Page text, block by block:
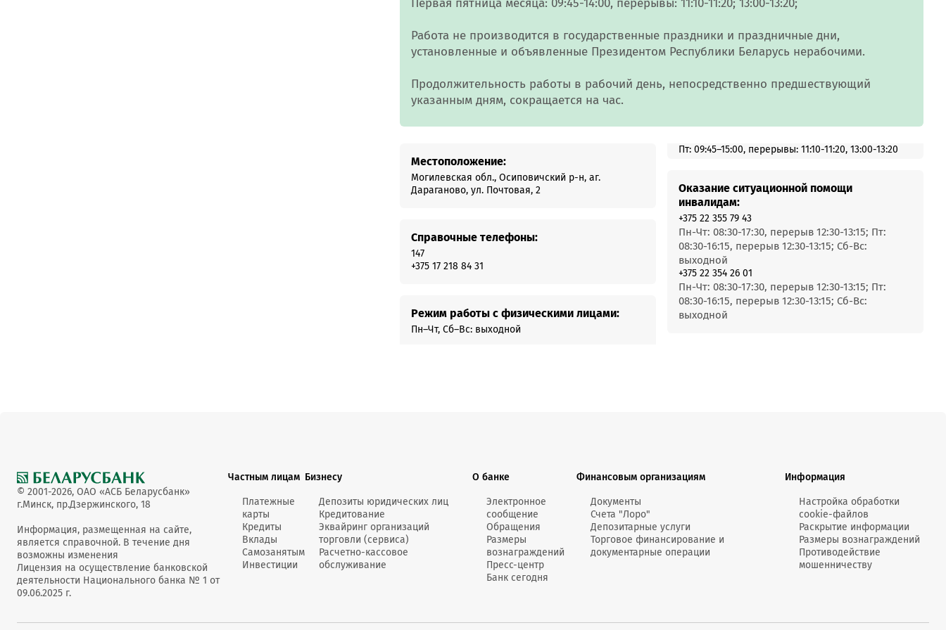
Онлайн-консультант:
* кроме праздничных дней
Спросить онлайн
номеру
телефона Visa
Первая пятница месяца: 09:45-14:00, перерывы: 11:10-11:20; 13:00-13:20;
Работа не производится в государственные праздники и праздничные дни,
установленные и объявленные Президентом Республики Беларусь нерабочими.
Продолжительность работы в рабочий день, непосредственно предшествующий
указанным дням, сокращается на час.
Местоположение:
Могилевская обл., Осиповичский р-н, аг.
Дараганово, ул. Почтовая, 2
Справочные телефоны:
147
+375 17 218 84 31
Режим работы с физическими лицами:
Пн–Чт, Сб–Вс: выходной
Пт: 09:45–15:00, перерывы: 11:10-11:20, 13:00-13:20
Оказание ситуационной помощи
инвалидам:
+375 22 355 79 43
Пн-Чт: 08:30-17:30, перерыв 12:30-13:15; Пт:
08:30-16:15, перерыв 12:30-13:15; Сб-Вс:
выходной
+375 22 354 26 01
Пн-Чт: 08:30-17:30, перерыв 12:30-13:15; Пт:
08:30-16:15, перерыв 12:30-13:15; Сб-Вс:
выходной
© 2001-2026, ОАО «АСБ Беларусбанк»
г.Минск, пр.Дзержинского, 18
Информация, размещенная на сайте,
является справочной. В течение дня
возможны изменения
Лицензия на осуществление банковской
деятельности Национального банка № 1 от
09.06.2025 г.
Частным лицам
Платежные
карты
Кредиты
Вклады
Самозанятым
Инвестиции
Бизнесу
Депозиты юридических лиц
Кредитование
Эквайринг организаций
торговли (сервиса)
Расчетно-кассовое
обслуживание
О банке
Электронное
сообщение
Обращения
Размеры
вознаграждений
Пресс-центр
Банк сегодня
Финансовым организациям
Документы
Счета "Лоро"
Депозитарные услуги
Торговое финансирование и
документарные операции
Информация
Настройка обработки
cookie-файлов
Раскрытие информации
Размеры вознаграждений
Противодействие
мошенничеству